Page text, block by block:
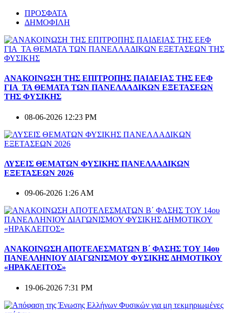
ΠΡΟΣΦΑΤΑ
ΔΗΜΟΦΙΛΗ
ΑΝΑΚΟΙΝΩΣΗ ΤΗΣ ΕΠΙΤΡΟΠΗΣ ΠΑΙΔΕΙΑΣ ΤΗΣ ΕΕΦ
ΓΙΑ ΤΑ ΘΕΜΑΤΑ ΤΩΝ ΠΑΝΕΛΛΑΔΙΚΩΝ ΕΞΕΤΑΣΕΩΝ
ΤΗΣ ΦΥΣΙΚΗΣ
08-06-2026 12:23 PM
ΛΥΣΕΙΣ ΘΕΜΑΤΩΝ ΦΥΣΙΚΗΣ ΠΑΝΕΛΛΑΔΙΚΩΝ
ΕΞΕΤΑΣΕΩΝ 2026
09-06-2026 1:26 AM
ΑΝΑΚΟΙΝΩΣΗ ΑΠΟΤΕΛΕΣΜΑΤΩΝ Β΄ ΦΑΣΗΣ ΤΟΥ 14ου
ΠΑΝΕΛΛΗΝΙΟΥ ΔΙΑΓΩΝΙΣΜΟΥ ΦΥΣΙΚΗΣ ΔΗΜΟΤΙΚΟΥ
«ΗΡΑΚΛΕΙΤΟΣ»
19-06-2026 7:31 PM